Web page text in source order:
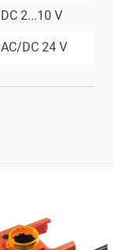
DC 2...10 V
AC/DC 24 V